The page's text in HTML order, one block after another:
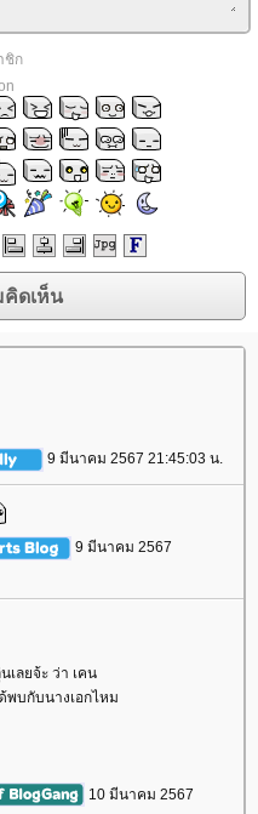
ชิก
9 มีนาคม 2567 21:45:03 น.
9 มีนาคม 2567
เลยจ้ะ ว่า เคน
พบกับนางเอกไหม
10 มีนาคม 2567